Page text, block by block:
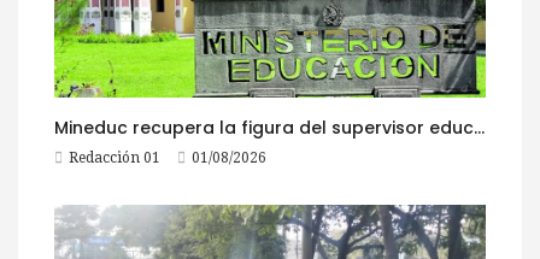
Mineduc recupera la figura del supervisor educativo con 968 plazas
Redacción 01 01/08/2026